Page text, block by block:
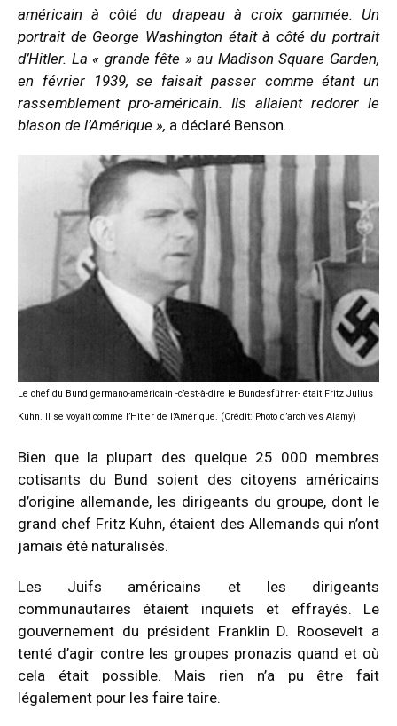
américain à côté du drapeau à croix gammée. Un
portrait de George Washington était à côté du portrait
d’Hitler. La « grande fête » au Madison Square Garden,
en février 1939, se faisait passer comme étant un
rassemblement pro-américain. Ils allaient redorer le
blason de l’Amérique », a déclaré Benson.
Le chef du Bund germano-américain -c’est-à-dire le Bundesführer- était Fritz Julius
Kuhn. Il se voyait comme l’Hitler de l’Amérique. (Crédit: Photo d’archives Alamy)
Bien que la plupart des quelque 25 000 membres
cotisants du Bund soient des citoyens américains
d’origine allemande, les dirigeants du groupe, dont le
grand chef Fritz Kuhn, étaient des Allemands qui n’ont
jamais été naturalisés.
Les Juifs américains et les dirigeants
communautaires étaient inquiets et effrayés. Le
gouvernement du président Franklin D. Roosevelt a
tenté d’agir contre les groupes pronazis quand et où
cela était possible. Mais rien n’a pu être fait
légalement pour les faire taire.